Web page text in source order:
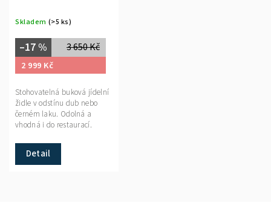
Skladem (>5 ks)
3 650 Kč
–17 %
2 999 Kč
Detail
Stohovatelná buková jídelní
židle v odstínu dub nebo
černém laku. Odolná a
vhodná i do restaurací.